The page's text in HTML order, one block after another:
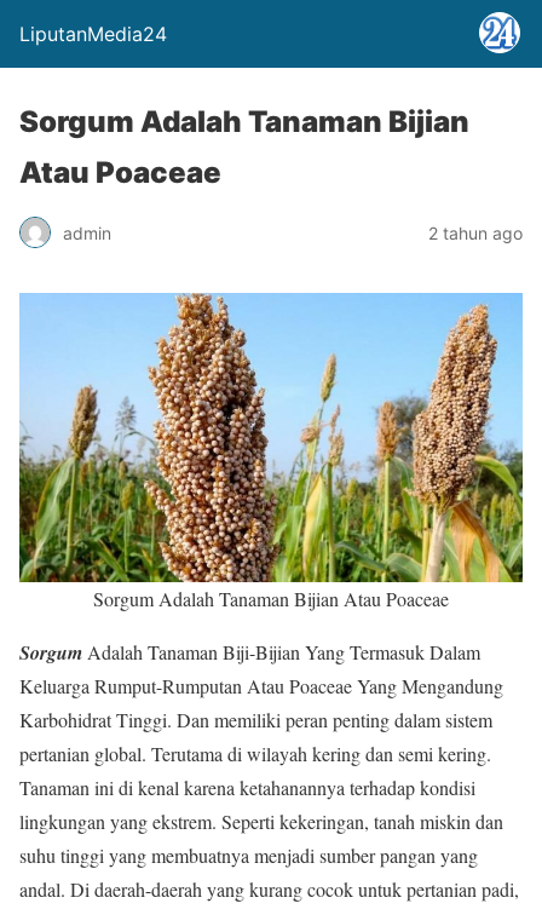
LiputanMedia24
Sorgum Adalah Tanaman Bijian
Atau Poaceae
admin 2 tahun ago
Sorgum Adalah Tanaman Bijian Atau Poaceae
Sorgum Adalah Tanaman Biji-Bijian Yang Termasuk Dalam
Keluarga Rumput-Rumputan Atau Poaceae Yang Mengandung
Karbohidrat Tinggi. Dan memiliki peran penting dalam sistem
pertanian global. Terutama di wilayah kering dan semi kering.
Tanaman ini di kenal karena ketahanannya terhadap kondisi
lingkungan yang ekstrem. Seperti kekeringan, tanah miskin dan
suhu tinggi yang membuatnya menjadi sumber pangan yang
andal. Di daerah-daerah yang kurang cocok untuk pertanian padi,